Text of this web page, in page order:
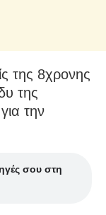
της 8χρονης
της
την
σου στη